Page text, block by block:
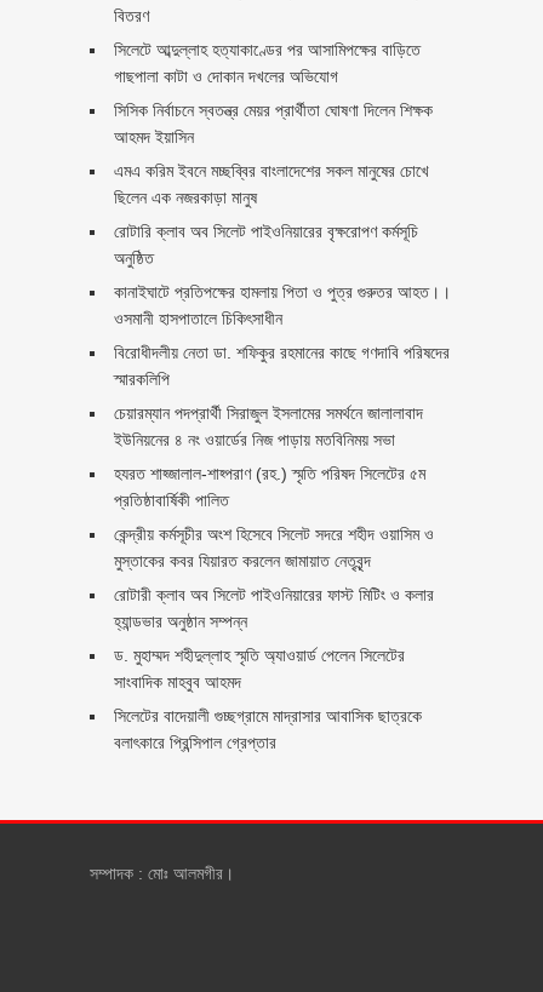
বিতরণ ‎ ‎
সিলেটে আব্দুল্লাহ হত্যাকাণ্ডের পর আসামিপক্ষের বাড়িতে
গাছপালা কাটা ও দোকান দখলের অভিযোগ
সিসিক নির্বাচনে স্বতন্ত্র মেয়র প্রার্থীতা ঘোষণা দিলেন শিক্ষক
আহমদ ইয়াসিন
এমএ করিম ইবনে মচ্ছব্বির বাংলাদেশের সকল মানুষের চোখে
ছিলেন এক নজরকাড়া মানুষ ‎
রোটারি ক্লাব অব সিলেট পাইওনিয়ারের বৃক্ষরোপণ কর্মসূচি
অনুষ্ঠিত
কানাইঘাটে প্রতিপক্ষের হামলায় পিতা ও পুত্র গুরুতর আহত।।
ওসমানী হাসপাতালে চিকিৎসাধীন
বিরোধীদলীয় নেতা ডা. শফিকুর রহমানের কাছে গণদাবি পরিষদের
স্মারকলিপি ‎
চেয়ারম্যান পদপ্রার্থী সিরাজুল ইসলামের সমর্থনে জালালাবাদ
ইউনিয়নের ৪ নং ওয়ার্ডের নিজ পাড়ায় মতবিনিময় সভা
হযরত শাহ্জালাল-শাহ্পরাণ (রহ.) স্মৃতি পরিষদ সিলেটের ৫ম
প্রতিষ্ঠাবার্ষিকী পালিত ‎​
কেন্দ্রীয় কর্মসূচীর অংশ হিসেবে সিলেট সদরে শহীদ ওয়াসিম ও
মুস্তাকের কবর যিয়ারত করলেন জামায়াত নেতৃবৃন্দ ‎
রোটারী ক্লাব অব সিলেট পাইওনিয়ারের ফাস্ট মিটিং ও কলার
হ্যান্ডভার অনুষ্ঠান সম্পন্ন
ড. মুহাম্মদ শহীদুল্লাহ স্মৃতি অ্যাওয়ার্ড পেলেন সিলেটের
সাংবাদিক মাহবুব আহমদ
সিলেটের বাদেয়ালী গুচ্ছগ্রামে মাদ্রাসার আবাসিক ছাত্রকে
বলাৎকারে প্রিন্সিপাল গ্রেপ্তার ‎
সম্পাদক : মোঃ আলমগীর।